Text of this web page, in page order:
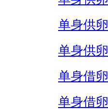
单身供
单身供
单身借
单身借